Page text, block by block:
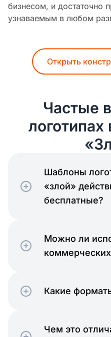
бизнесом, и достаточно
узнаваемым в любом
Открыть
Частые
логотипах
Шаблоны
«злой»
бесплатные?
Можно ли
Какие
Чем это